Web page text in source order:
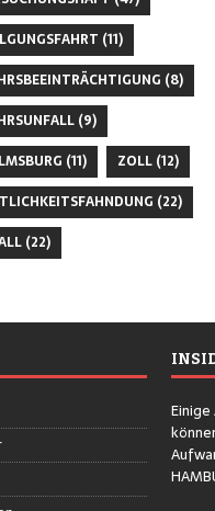
(11)
(8)
(9)
(11) ZOLL(12)
(22)
(22)